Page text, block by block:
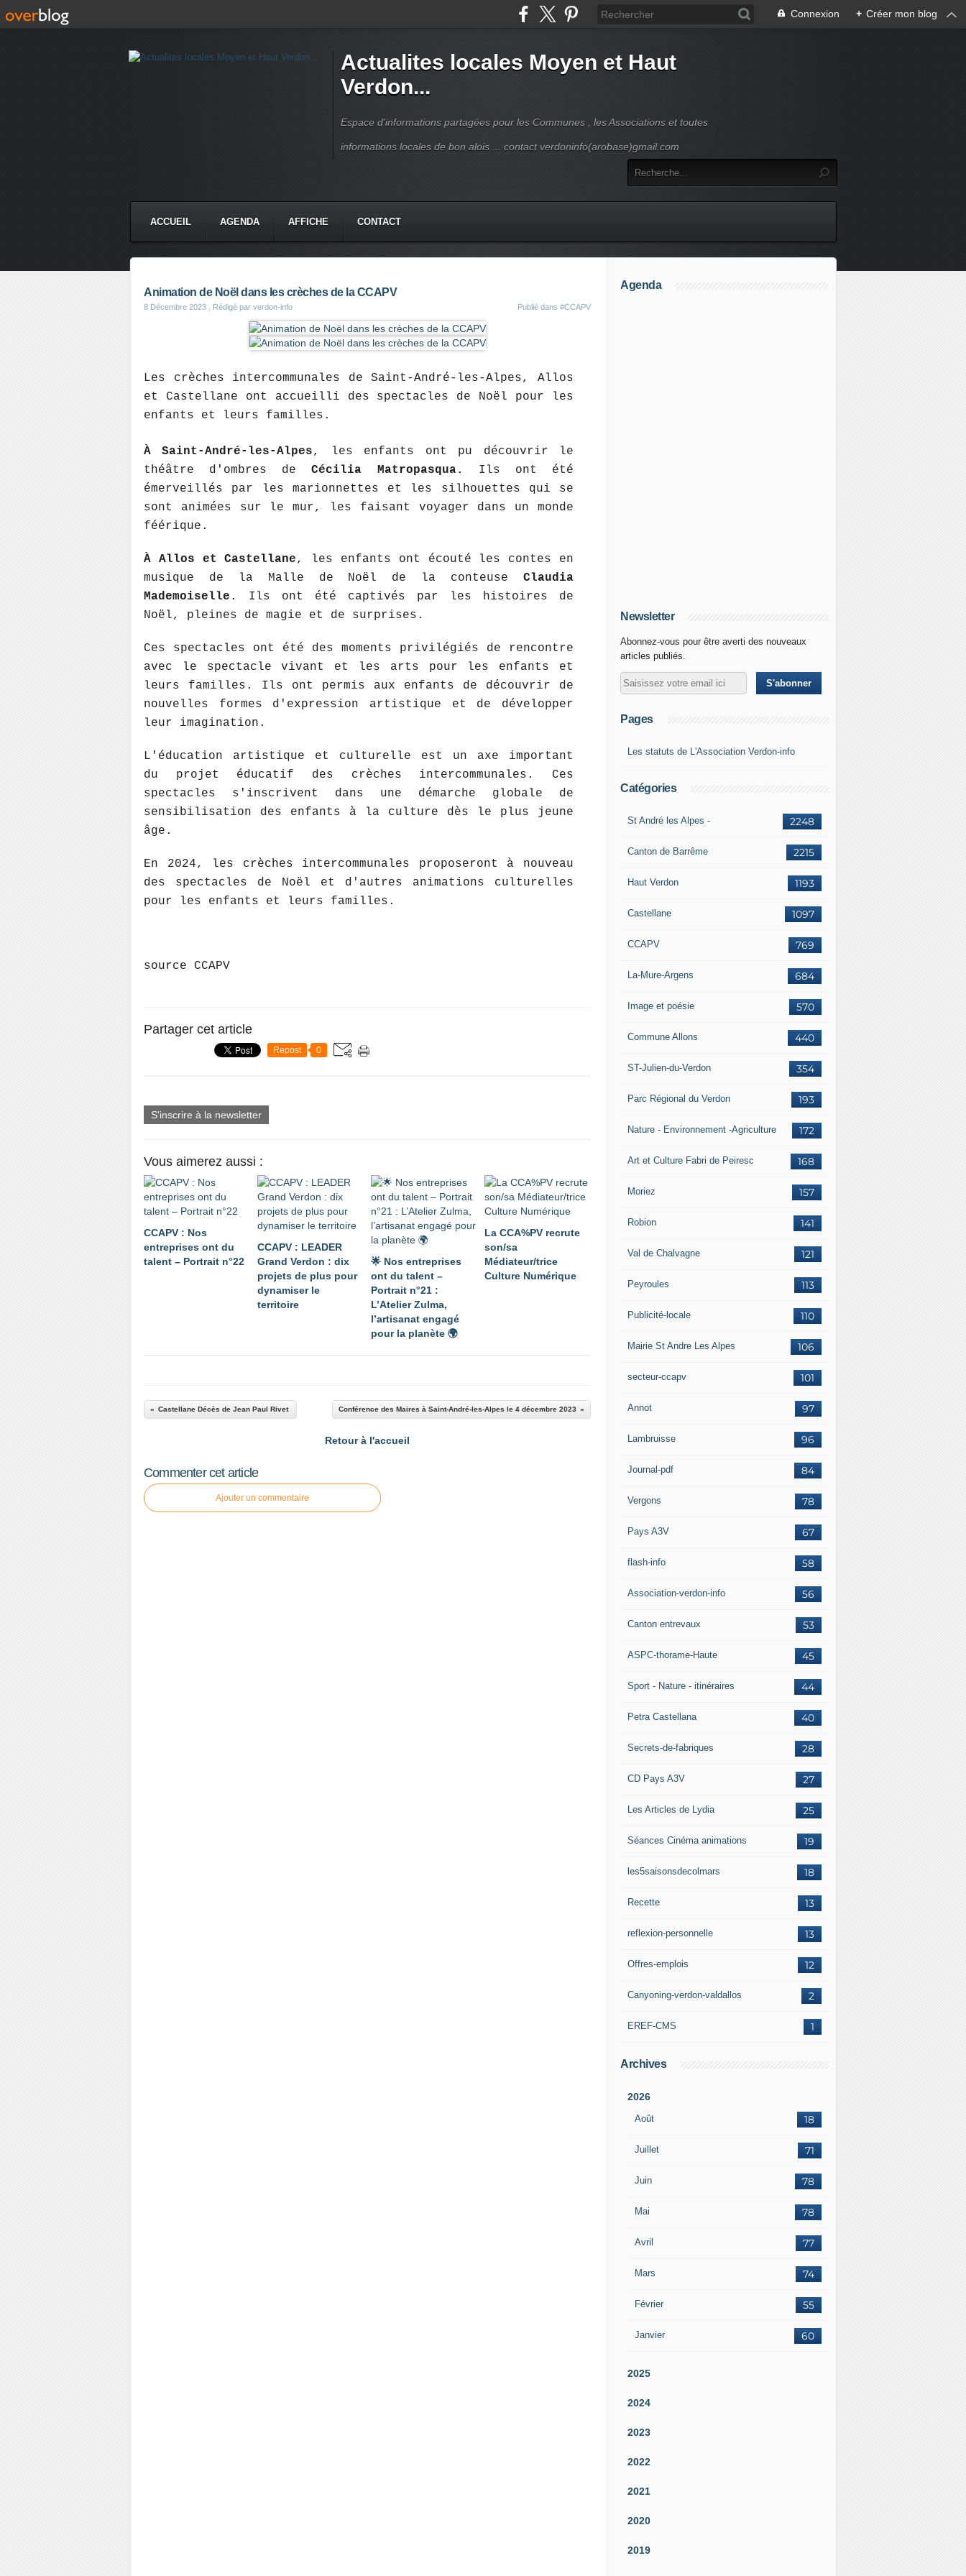
Connexion + Créer mon blog
Actualites locales Moyen et Haut
Verdon...
Espace d'informations partagées pour les Communes , les Associations et toutes
informations locales de bon alois ... contact verdoninfo(arobase)gmail.com
ACCUEIL AGENDA AFFICHE CONTACT
Animation de Noël dans les crèches de la CCAPV
8 Décembre 2023 , Rédigé par verdon-info Publié dans #CCAPV
Les crèches intercommunales de Saint-André-les-Alpes, Allos
et Castellane ont accueilli des spectacles de Noël pour les
enfants et leurs familles.
À Saint-André-les-Alpes, les enfants ont pu découvrir le
théâtre d'ombres deCécilia Matropasqua.
Ils ont été
émerveillés par les marionnettes et les silhouettes qui se
sont animées sur le mur, les faisant voyager dans un monde
féérique.
À Allos et Castellane, les enfants ont écouté les contes en
musique de la Malle de Noël de la conteuse Claudia
Mademoiselle . Ils ont été captivés par les histoires de
Noël, pleines de magie et de surprises.
Ces spectacles ont été des moments privilégiés de rencontre
avec le spectacle vivant et les arts pour les enfants et
leurs familles. Ils ont permis aux enfants de découvrir de
nouvelles formes d'expression artistique et de développer
leur imagination.
L'éducation artistique et culturelle est un axe important
du projet éducatif des crèches intercommunales. Ces
spectacles s'inscrivent dans une démarche globale de
sensibilisation des enfants à la culture dès le plus jeune
âge.
En 2024, les crèches intercommunales proposeront à nouveau
des spectacles de Noël et d'autres animations culturelles
pour les enfants et leurs familles.
source CCAPV
Partager cet article
Repost 0
S'inscrire à la newsletter
Vous aimerez aussi :
CCAPV : Nos
entreprises ont du
talent – Portrait n°22
CCAPV : LEADER
Grand Verdon : dix
projets de plus pour
dynamiser le
territoire
🌟 Nos entreprises
ont du talent –
Portrait n°21 :
L’Atelier Zulma,
l’artisanat engagé
pour la planète 🌍
La CCA%PV recrute
son/sa
Médiateur/trice
Culture Numérique
Castellane Décès de Jean Paul Rivet Conférence des Maires à Saint-André-les-Alpes le 4 décembre 2023
Retour à l'accueil
Commenter cet article
Ajouter un commentaire
Agenda
Newsletter
Abonnez-vous pour être averti des nouveaux
articles publiés.
Pages
Les statuts de L'Association Verdon-info
Catégories
2248
St André les Alpes -
2215
Canton de Barrême
1193
Haut Verdon
1097
Castellane
769
CCAPV
684
La-Mure-Argens
570
Image et poésie
440
Commune Allons
354
ST-Julien-du-Verdon
193
Parc Régional du Verdon
172
Nature - Environnement -Agriculture
168
Art et Culture Fabri de Peiresc
157
Moriez
141
Robion
121
Val de Chalvagne
113
Peyroules
110
Publicité-locale
106
Mairie St Andre Les Alpes
101
secteur-ccapv
97
Annot
96
Lambruisse
84
Journal-pdf
78
Vergons
67
Pays A3V
58
flash-info
56
Association-verdon-info
53
Canton entrevaux
45
ASPC-thorame-Haute
44
Sport - Nature - itinéraires
40
Petra Castellana
28
Secrets-de-fabriques
27
CD Pays A3V
25
Les Articles de Lydia
19
Séances Cinéma animations
18
les5saisonsdecolmars
13
Recette
13
reflexion-personnelle
12
Offres-emplois
2
Canyoning-verdon-valdallos
1
EREF-CMS
Archives
2026
Août 18
Juillet 71
Juin 78
Mai 78
Avril 77
Mars 74
Février 55
Janvier 60
2025
2024
2023
2022
2021
2020
2019